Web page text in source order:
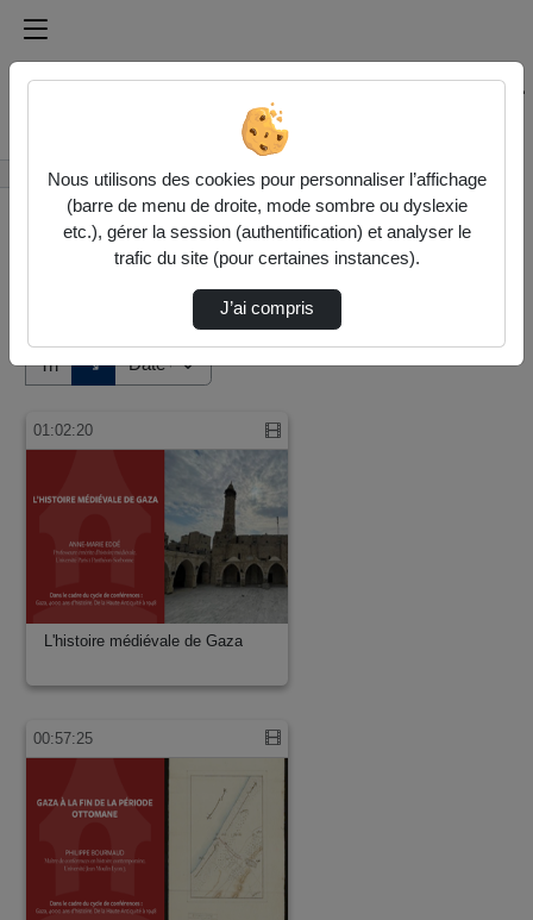
Médiathèque de l'université Paris
Rechercher un média sur Médiathèque de l'université
Accueil Vidéos
Tri ↘
01:02:20
L'histoire médiévale de Gaza
00:57:25
Nous utilisons des cookies pour personnaliser l’affichage
(barre de menu de droite, mode sombre ou dyslexie
etc.), gérer la session (authentification) et analyser le
trafic du site (pour certaines instances).
J’ai compris